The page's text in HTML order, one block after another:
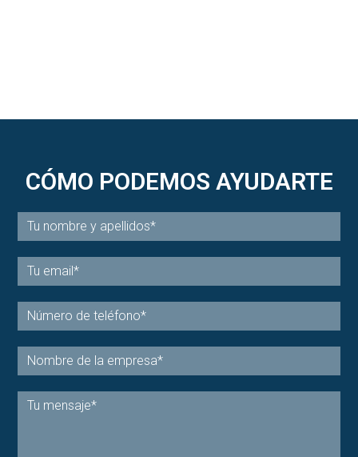
CÓMO PODEMOS AYUDARTE